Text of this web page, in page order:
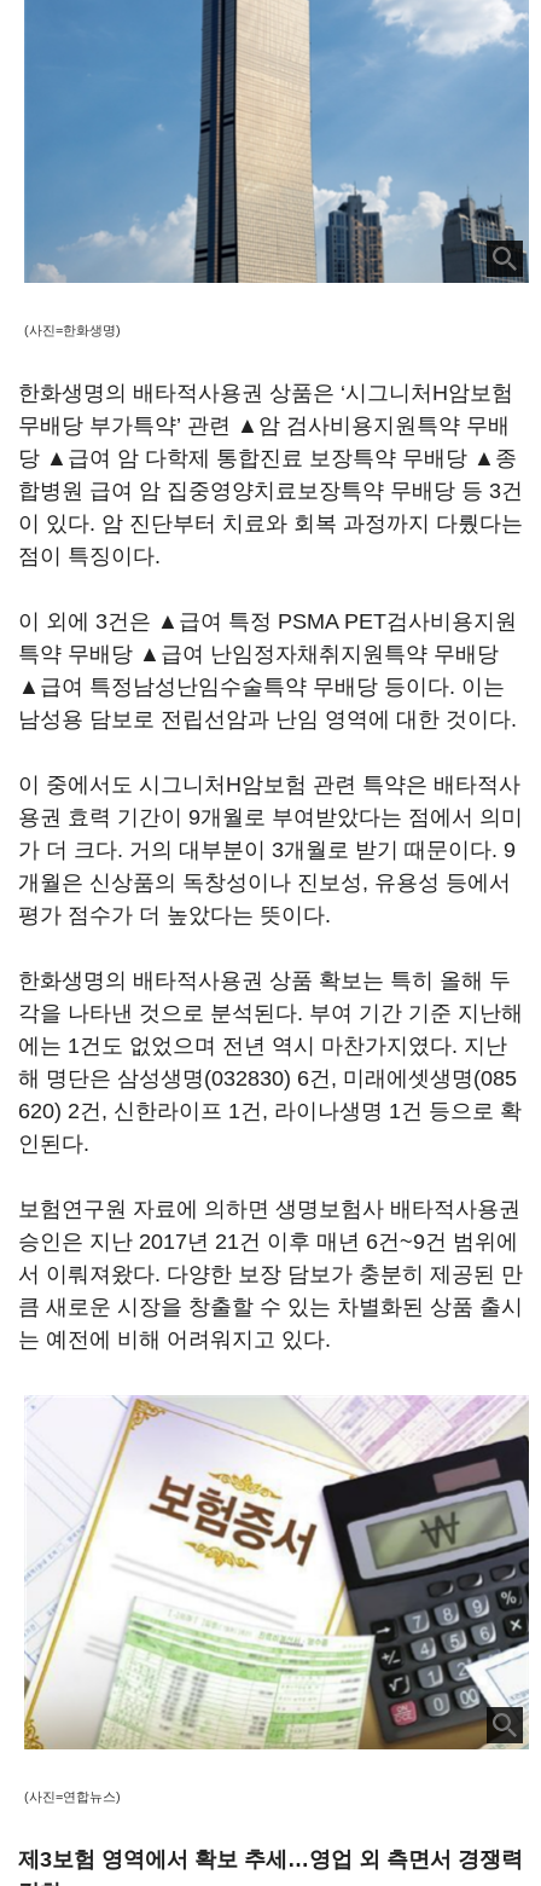
(사진=한화생명)
한화생명의 배타적사용권 상품은 ‘시그니처H암보험
무배당 부가특약’ 관련 ▲암 검사비용지원특약 무배
당 ▲급여 암 다학제 통합진료 보장특약 무배당 ▲종
합병원 급여 암 집중영양치료보장특약 무배당 등 3건
이 있다. 암 진단부터 치료와 회복 과정까지 다뤘다는
점이 특징이다.
이 외에 3건은 ▲급여 특정 PSMA PET검사비용지원
특약 무배당 ▲급여 난임정자채취지원특약 무배당
▲급여 특정남성난임수술특약 무배당 등이다. 이는
남성용 담보로 전립선암과 난임 영역에 대한 것이다.
이 중에서도 시그니처H암보험 관련 특약은 배타적사
용권 효력 기간이 9개월로 부여받았다는 점에서 의미
가 더 크다. 거의 대부분이 3개월로 받기 때문이다. 9
개월은 신상품의 독창성이나 진보성, 유용성 등에서
평가 점수가 더 높았다는 뜻이다.
한화생명의 배타적사용권 상품 확보는 특히 올해 두
각을 나타낸 것으로 분석된다. 부여 기간 기준 지난해
에는 1건도 없었으며 전년 역시 마찬가지였다. 지난
해 명단은 삼성생명(032830) 6건, 미래에셋생명(085
620) 2건, 신한라이프 1건, 라이나생명 1건 등으로 확
인된다.
보험연구원 자료에 의하면 생명보험사 배타적사용권
승인은 지난 2017년 21건 이후 매년 6건~9건 범위에
서 이뤄져왔다. 다양한 보장 담보가 충분히 제공된 만
큼 새로운 시장을 창출할 수 있는 차별화된 상품 출시
는 예전에 비해 어려워지고 있다.
(사진=연합뉴스)
제3보험 영역에서 확보 추세…영업 외 측면서 경쟁력